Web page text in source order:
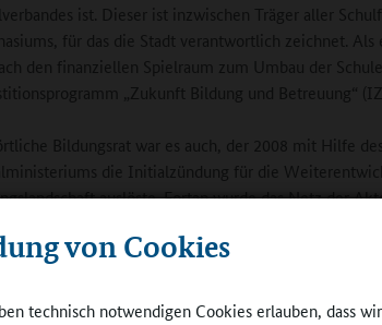
von Cookies
technisch notwendigen Cookies erlauben, dass
ist. Dieser ist inzwischen Träger aller
für das die Stadt verantwortlich zeichnet.
den finanziellen Spielraum zum Umbau der
„Zukunft Bildung und Betreuung“
Bildungsrat war es auch, der 2008 mit Hilfe
die Initialzündung für die
auslöste. Fortan wurde das Netz der
„Übergang ins Berufsleben“ sowie
nördlich von Hamburg gelegenen Stadt. Die